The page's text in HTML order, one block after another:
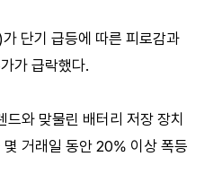
단기 급등에 따른 피로감과
가 급락했다.
와 맞물린 배터리 저장 장치
거래일 동안 20% 이상 폭등